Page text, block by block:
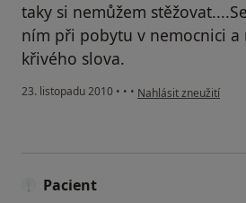
taky si nemůžem
ním při pobytu v nemocnici a
křivého slova.
23. listopadu 2010 • • • podle názoru
Nahlásit zneužití
Pacient